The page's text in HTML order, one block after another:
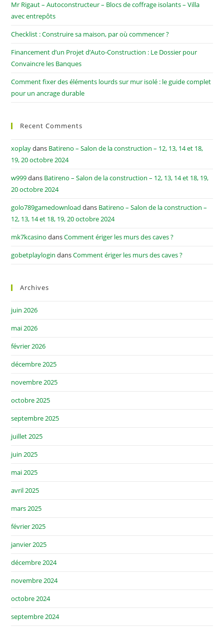
Mr Rigaut – Autoconstructeur – Blocs de coffrage isolants – Villa
avec entrepôts
Checklist : Construire sa maison, par où commencer ?
Financement d’un Projet d’Auto-Construction : Le Dossier pour
Convaincre les Banques
Comment fixer des éléments lourds sur mur isolé : le guide complet
pour un ancrage durable
Recent Comments
xoplaydans Batireno – Salon de la construction – 12, 13, 14 et 18,
19, 20 octobre 2024
w999dans Batireno – Salon de la construction – 12, 13, 14 et 18, 19,
20 octobre 2024
golo789gamedownload dans Batireno – Salon de la construction –
12, 13, 14 et 18, 19, 20 octobre 2024
mk7kcasino dansComment ériger les murs des caves ?
gobetplaylogin dansComment ériger les murs des caves ?
Archives
juin 2026
mai 2026
février 2026
décembre 2025
novembre 2025
octobre 2025
septembre 2025
juillet 2025
juin 2025
mai 2025
avril 2025
mars 2025
février 2025
janvier 2025
décembre 2024
novembre 2024
octobre 2024
septembre 2024